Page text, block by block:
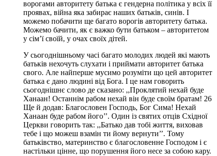
ворогами авторитету батька є гендерна політика у всіх її
проявах, війна яка забирає наших батьків, синів. І
можемо побачити ще багато ворогів авторитету батька.
Можемо бачити, як є важко бути батьком – авторитетом
у сім’ї своїй, у очах своїх дітей.
У сьогоднішньому часі багато молодих людей які мають
батьків нехочуть слухати і приймати авторитет батька
свого. Але найперше мусимо розуміти що цей авторитет
батька є дано людині від Бога. І це нам говорить
сьогоднішнє слово де сказано: ,,Проклятий нехай буде
Ханаан! Останнім рабом нехай він буде своїм братам! 26
Ще й додав: Благословен Господь, Бог Сима! Нехай
Ханаан буде рабом його’’. Один із святих отців Східної
Церкви говорить так: ,,Батько дав тобі життя, виховав
тебе і що можеш взамін ти йому вернути’’. Тому
батьківство, материнство є благословенне Господом і є
настільки цінне, що порушення його несе за собою кару.